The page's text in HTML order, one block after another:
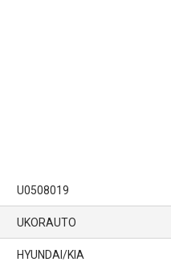
U0508019
UKORAUTO
HYUNDAI/KIA